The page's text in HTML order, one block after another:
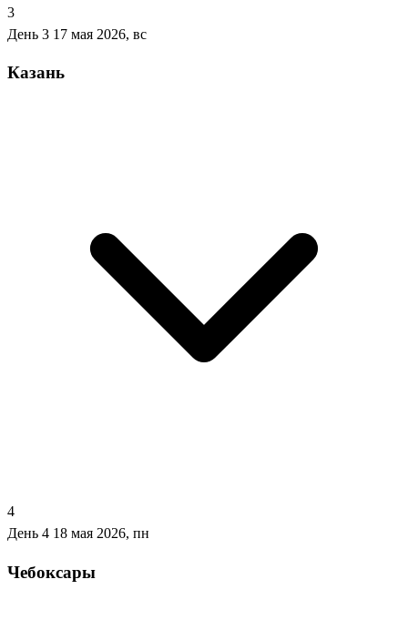
3
День 3 17 мая 2026, вс
Казань
4
День 4 18 мая 2026, пн
Чебоксары